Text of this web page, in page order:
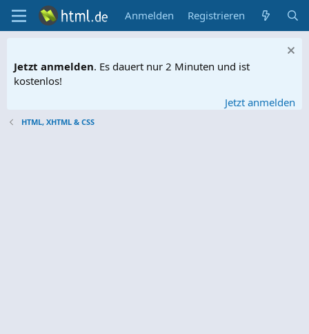
Anmelden Registrieren
Jetzt anmelden. Es dauert nur 2 Minuten und ist
kostenlos!
Jetzt anmelden
HTML, XHTML & CSS